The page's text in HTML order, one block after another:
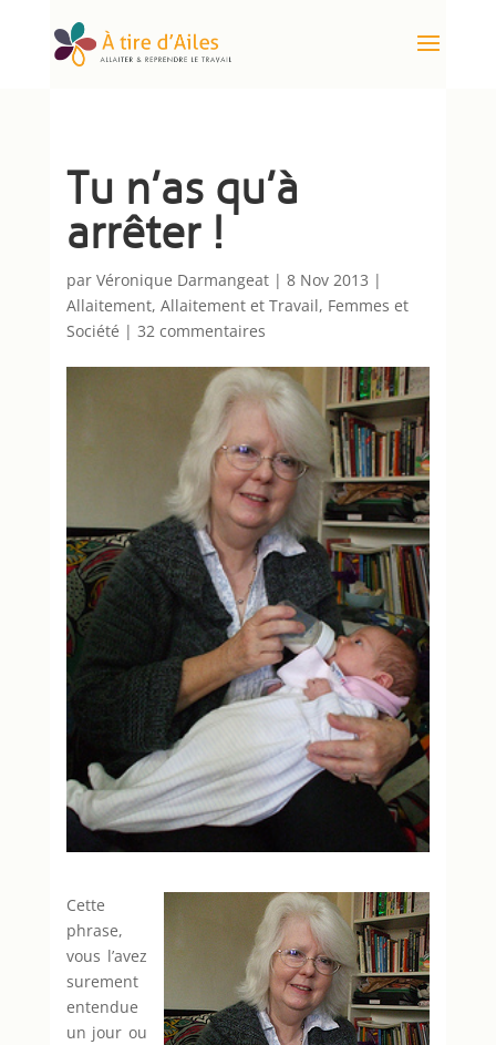
Tu n’as qu’à
arrêter !
par Véronique Darmangeat| 8 Nov 2013 |
Allaitement, Allaitement et Travail, Femmes et
Société | 32 commentaires
Cette
phrase,
vous l’avez
surement
entendue
un jour ou